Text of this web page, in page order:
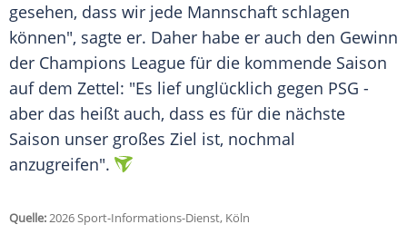
gesehen, dass wir jede Mannschaft schlagen
können", sagte er. Daher habe er auch den Gewinn
der Champions League für die kommende Saison
auf dem Zettel: "Es lief unglücklich gegen PSG -
aber das heißt auch, dass es für die nächste
Saison unser großes Ziel ist, nochmal
anzugreifen".
Quelle:2026 Sport-Informations-Dienst, Köln